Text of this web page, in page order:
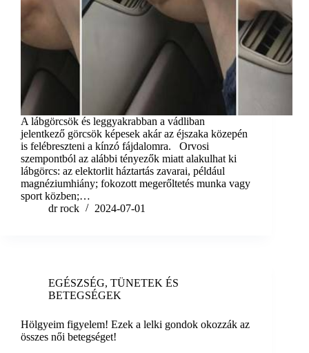
A lábgörcsök és leggyakrabban a vádliban
jelentkező görcsök képesek akár az éjszaka közepén
is felébreszteni a kínzó fájdalomra. Orvosi
szempontból az alábbi tényezők miatt alakulhat ki
lábgörcs: az elektorlit háztartás zavarai, például
magnéziumhiány; fokozott megerőltetés munka vagy
sport közben;…
dr rock
2024-07-01
EGÉSZSÉG, TÜNETEK ÉS
BETEGSÉGEK
Hölgyeim figyelem! Ezek a lelki gondok okozzák az
összes női betegséget!